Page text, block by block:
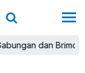
Brimob,